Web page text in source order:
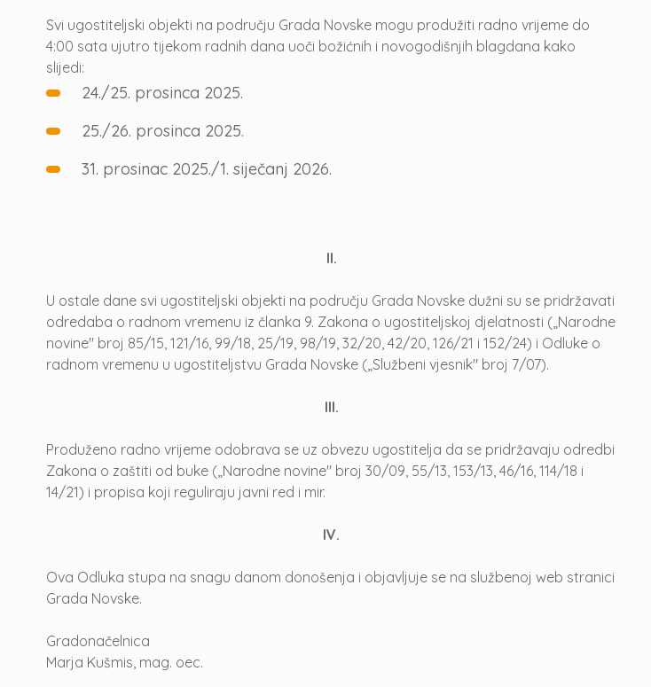
Svi ugostiteljski objekti na području Grada Novske mogu produžiti radno vrijeme do
4:00 sata ujutro tijekom radnih dana uoči božićnih i novogodišnjih blagdana kako
slijedi:
24./25. prosinca 2025.
25./26. prosinca 2025.
31. prosinac 2025./1. siječanj 2026.
II.
U ostale dane svi ugostiteljski objekti na području Grada Novske dužni su se pridržavati
odredaba o radnom vremenu iz članka 9. Zakona o ugostiteljskoj djelatnosti („Narodne
novine" broj 85/15, 121/16, 99/18, 25/19, 98/19, 32/20, 42/20, 126/21 i 152/24) i Odluke o
radnom vremenu u ugostiteljstvu Grada Novske („Službeni vjesnik" broj 7/07).
III.
Produženo radno vrijeme odobrava se uz obvezu ugostitelja da se pridržavaju odredbi
Zakona o zaštiti od buke („Narodne novine" broj 30/09, 55/13, 153/13, 46/16, 114/18 i
14/21) i propisa koji reguliraju javni red i mir.
IV.
Ova Odluka stupa na snagu danom donošenja i objavljuje se na službenoj web stranici
Grada Novske.
Gradonačelnica
Marja Kušmis, mag. oec.